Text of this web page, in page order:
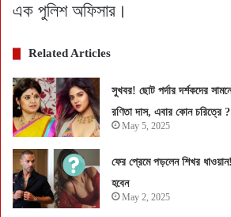
এক পুলিশ অফিসার।
Related Articles
সুখবর! ছোট পর্দার দর্শকদের
রণিতা দাস, এবার কোন চরিত্রে ?
May 5, 2025
ফের প্রেমে পড়লেন শিখর
হবেন
May 2, 2025